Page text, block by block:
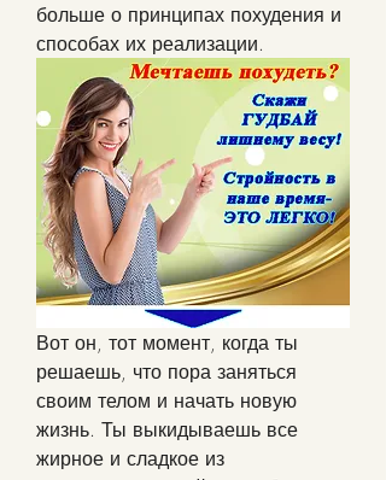
больше о принципах похудения и
способах их реализации.
Вот он, тот момент, когда ты
решаешь, что пора заняться
своим телом и начать новую
жизнь. Ты выкидываешь все
жирное и сладкое из